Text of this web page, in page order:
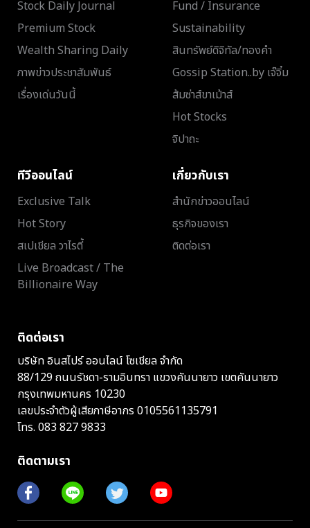
Stock Daily Journal
Premium Stock
Wealth Sharing Daily
ภาพข่าวประชาสัมพันธ์
เรื่องเด่นวันนี้
Fund / Insurance
Sustainability
สินทรัพย์ดิจิทัล/ทองคำ
Gossip Station..by เจ๊จิ๋ม
ส้มซ่าส์ขาเม้าส์
Hot Stocks
จิปาถะ
ทีวีออนไลน์
Exclusive Talk
Hot Story
สเปเชียล วาไรตี้
Live Broadcast / The
Billionaire Way
เกี่ยวกับเรา
สำนักข่าวออนไลน์
ธุรกิจของเรา
ติดต่อเรา
ติดต่อเรา
บริษัท อินสไปร์ ออนไลน์ โซเชียล จำกัด
88/129 ถนนรัชดา-รามอินทรา แขวงคันนายาว เขตคันนายาว
กรุงเทพมหานคร 10230
เลขประจำตัวผู้เสียภาษีอากร 0105561135791
โทร. 083 827 9833
ติดตามเรา